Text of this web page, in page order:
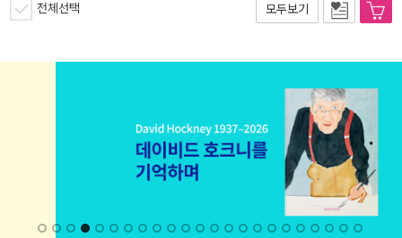
전체선택 모두보기